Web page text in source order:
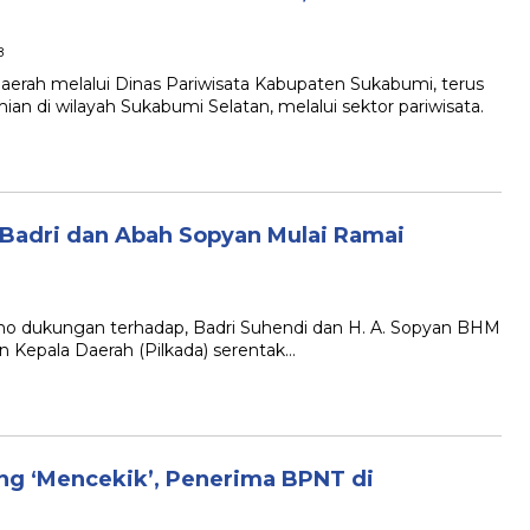
melalui Dinas Pariwisata Kabupaten Sukabumi, terus
di wilayah Sukabumi Selatan, melalui sektor pariwisata.
dan Abah Sopyan Mulai Ramai
dukungan terhadap, Badri Suhendi dan H. A. Sopyan BHM
Kepala Daerah (Pilkada) serentak…
‘Mencekik’, Penerima BPNT di